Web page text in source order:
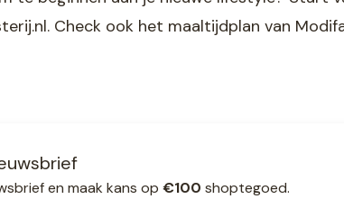
Check ook het maaltijdplan van
en maak kans op €100 shoptegoed.